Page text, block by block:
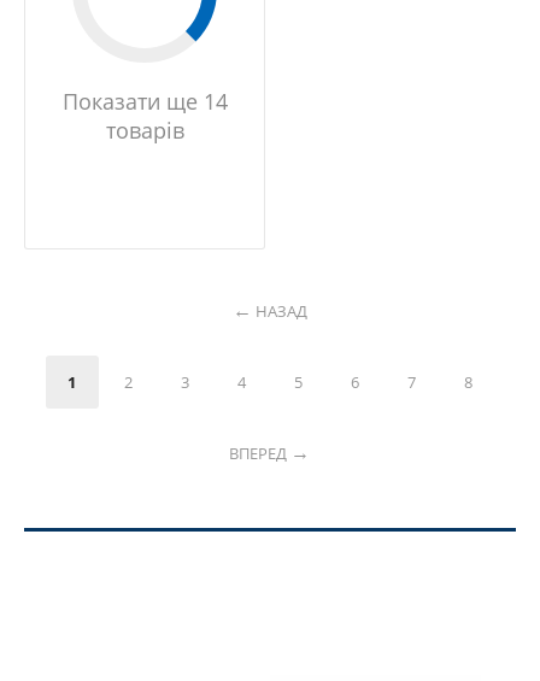
Показати ще 14
товарів
НАЗАД
1 2 3 4 5 6 7 8
ВПЕРЕД